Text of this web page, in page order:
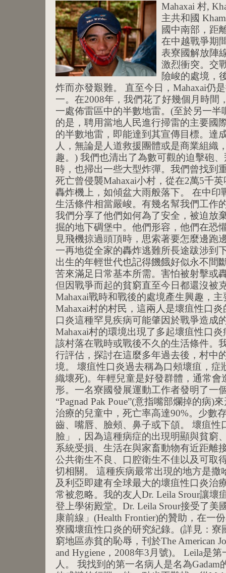
Mahaxai 村,
主共和國
國中南部，距
在中越戰爭期
表寮國解放陣
激烈衝突。交
險峻的處境，
炸而亦發艱難。 直至今日，Mahaxai仍
一。在2008年，我們花了好幾個月時間
一處佈雷區中的半數地雷。(至於另一半
的是，聘用當地人民進行掃雷的主要國
的半數地雷，即能達到其宣傳目標。達
人，無論是人道救援團體或是商業組織
趣。) 我們也清出了為數可觀的迫擊砲
時，也掃出一些大型炸彈。我們曾找到
死亡曾侵襲Mahaxai小村，從在2萬5千
轟炸機上，如傾盆大雨般落下。 在中印
生活條件相當嚴峻。有幾名幫我們工作
我們分享了他們如何為了安全，被迫放
掘的地下碉堡中。他們形容，他們在恐
見飛機掠過頭頂時，思索著要怎麼邊跑
一再地從全家的轟炸逃難所長途跋涉到
出生的年輕世代也記得饑餓好似永不間
苦來滿足日常基本所需。害怕被射擊或
但因戰爭而起的貧窮直至今日都還沒被
Mahaxai戰時和戰後的處境產生興趣，
Mahaxai村的村民，這兩人是壞疽性口
口炎這種罕見疾病可能肇因於戰爭造成
Mahaxai村的環境出現了多起壞疽性口
該村落在戰時或戰後不久的生活條件。
行評估，探討在這麼多年過去後，村中
境。 壞疽性口炎過去稱為口頰壞疽，症
織壞死)。年輕兒童是好發群體，通常會
形。一名寮國發展運動工作者發明了一
“Pagnad Pak Poue”(意指嘴部爛掉的病)
治療的兒童中，死亡率高達90%。少數
齒、嘴唇、臉頰、鼻子或下頜。 壞疽性
臉」，因為這種病症的出現明顯與貧窮
系統受損、生活在與家畜動物有近距離
公共衛生不良、口腔衛生不佳以及可取
切相關。 這種疾病最常出現的地方是撒
及利亞即建有全球最大的壞疽性口炎治
常被忽略。我的友人Dr. Leila Srour讓壞
登上學術殿堂。Dr. Leila Srour接受了美
康前線」(Health Frontier)的贊助，在一
寮國壞疽性口炎的研究紀錄。(詳見：寮
窮地區赤貧的恥辱，刊於The American
and Hygiene，2008年3月號)。 Leila是
人。 我找到的第一名病人是名為